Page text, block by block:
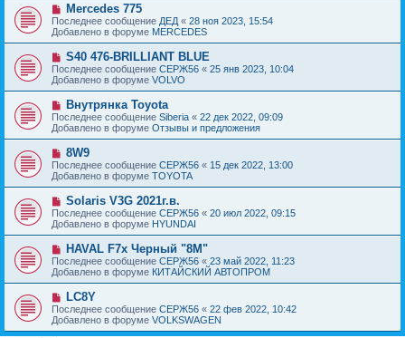
ещ
е
н
и
е
с
о
о
б
щ
е
н
и
е
Н
о
в
о
е
с
о
о
б
щ
е
н
и
е
Mercedes 775
Последнее сообщение ДЕД « 28 ноя 2023, 15:54
Добавлено в форуме MERCEDES
Н
о
в
о
е
с
о
о
б
щ
е
н
и
е
S40 476-BRILLIANT BLUE
Последнее сообщение СЕРЖ56 « 25 янв 2023, 10:04
Добавлено в форуме VOLVO
Н
о
в
о
е
с
о
о
б
щ
е
н
и
е
Внутрянка Toyota
Последнее сообщение Siberia « 22 дек 2022, 09:09
Добавлено в форуме Отзывы и предложения
Н
о
в
о
е
с
о
о
б
щ
е
н
и
е
8W9
Последнее сообщение СЕРЖ56 « 15 дек 2022, 13:00
Добавлено в форуме TOYOTA
Н
о
в
о
е
с
о
о
б
е
н
и
Solaris V3G 2021г.в.
Последнее сообщение СЕРЖ56 « 20 июл 2022, 09:15
Добавлено в форуме HYUNDAI
Н
о
в
о
е
с
о
о
б
HAVAL F7x Черный "8M"
Последнее сообщение СЕРЖ56 « 23 май 2022, 11:23
Добавлено в форуме КИТАЙСКИЙ АВТОПРОМ
Н
о
в
о
LC8Y
Последнее сообщение СЕРЖ56 « 22 фев 2022, 10:42
Добавлено в форуме VOLKSWAGEN